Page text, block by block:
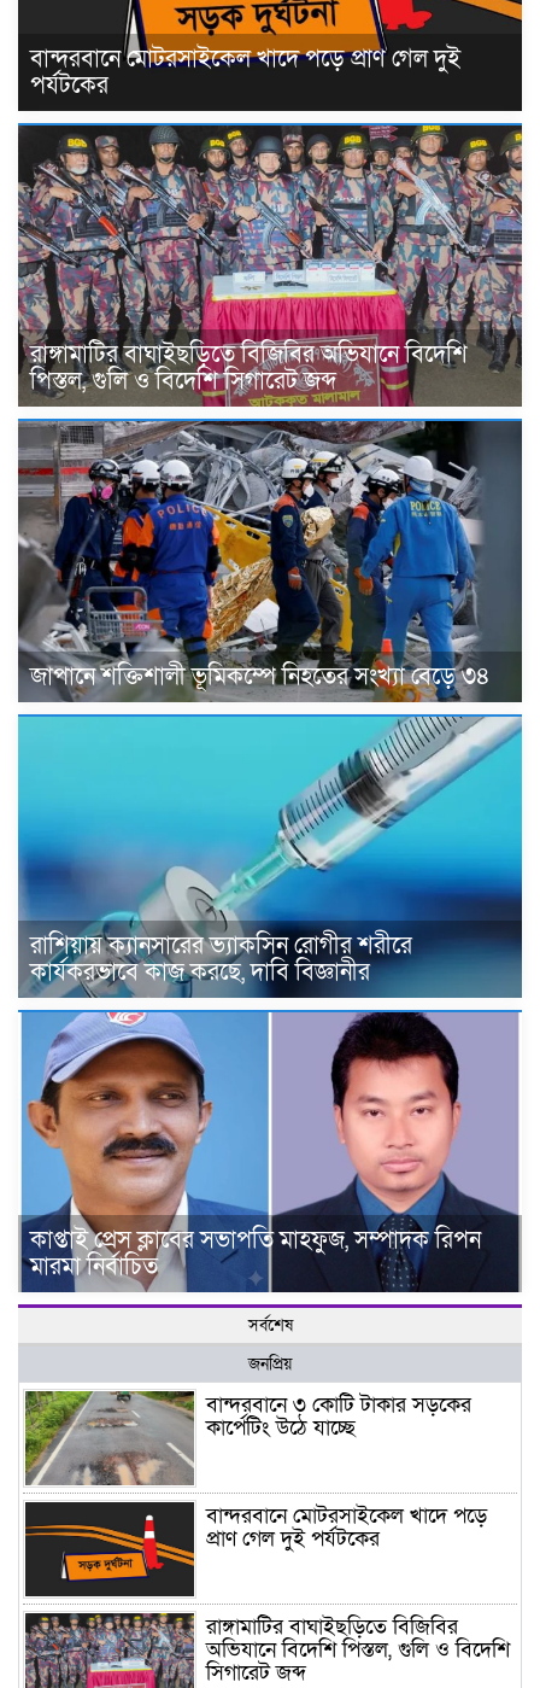
বান্দরবানে মোটরসাইকেল খাদে পড়ে প্রাণ গেল দুই
পর্যটকের
রাঙ্গামাটির বাঘাইছড়িতে বিজিবির অভিযানে বিদেশি
পিস্তল, গুলি ও বিদেশি সিগারেট জব্দ
জাপানে শক্তিশালী ভূমিকম্পে নিহতের সংখ্যা বেড়ে ৩৪
রাশিয়ায় ক্যানসারের ভ্যাকসিন রোগীর শরীরে
কার্যকরভাবে কাজ করছে, দাবি বিজ্ঞানীর
কাপ্তাই প্রেস ক্লাবের সভাপতি মাহফুজ, সম্পাদক রিপন
মারমা নির্বাচিত
সর্বশেষ
জনপ্রিয়
বান্দরবানে ৩ কোটি টাকার সড়কের
কার্পেটিং উঠে যাচ্ছে
বান্দরবানে মোটরসাইকেল খাদে পড়ে
প্রাণ গেল দুই পর্যটকের
রাঙ্গামাটির বাঘাইছড়িতে বিজিবির
অভিযানে বিদেশি পিস্তল, গুলি ও বিদেশি
সিগারেট জব্দ